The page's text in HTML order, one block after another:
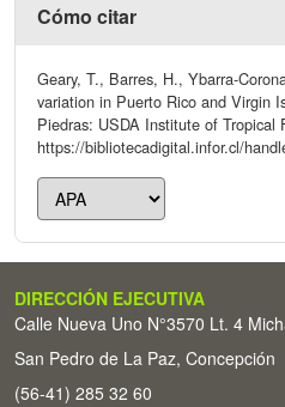
Cómo citar
Geary, T., Barres, H., Ybarra-
variation in Puerto Rico and Virgin
Piedras: USDA Institute of Tropical
https://bibliotecadigital.infor.cl/
DIRECCIÓN EJECUTIVA
Calle Nueva Uno N°3570 Lt. 4
San Pedro de La Paz, Concepción
(56-41) 285 32 60